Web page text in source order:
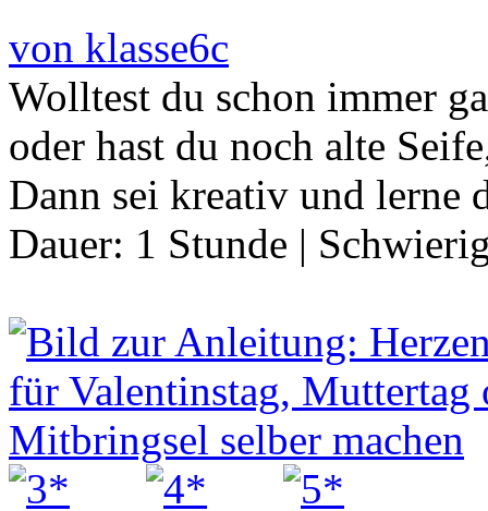
von klasse6c
Wolltest du schon immer
oder hast du noch alte
Dann sei kreativ und lerne
Dauer: 1 Stunde |